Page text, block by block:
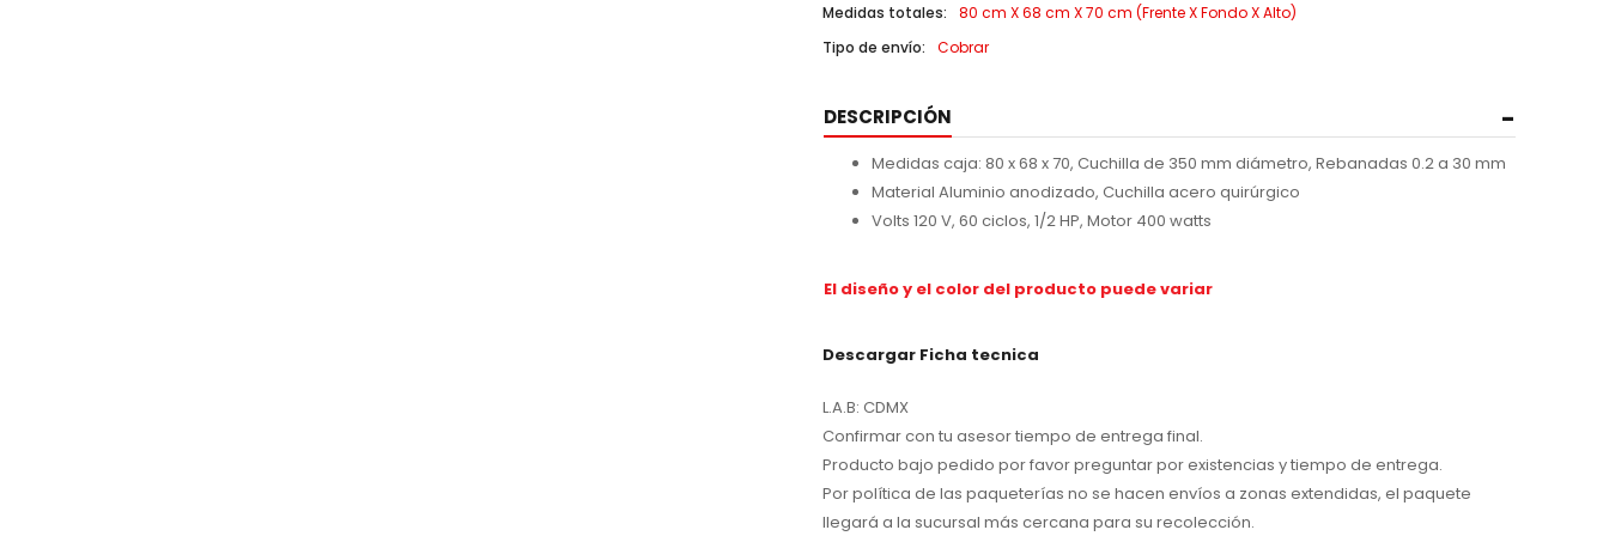
Medidas totales:
80 cm X 68 cm X 70 cm (Frente X Fondo X Alto)
Tipo de envío:
Cobrar
DESCRIPCIÓN
Medidas caja: 80 x 68 x 70, Cuchilla de 350 mm diámetro, Rebanadas 0.2 a 30 mm
Material Aluminio anodizado, Cuchilla acero quirúrgico
Volts 120 V, 60 ciclos, 1/2 HP, Motor 400 watts
El diseño y el color del producto puede variar
Descargar Ficha tecnica
L.A.B: CDMX
Confirmar con tu asesor tiempo de entrega final.
Producto bajo pedido por favor preguntar por existencias y tiempo de entrega.
Por política de las paqueterías no se hacen envíos a zonas extendidas, el paquete
llegará a la sucursal más cercana para su recolección.